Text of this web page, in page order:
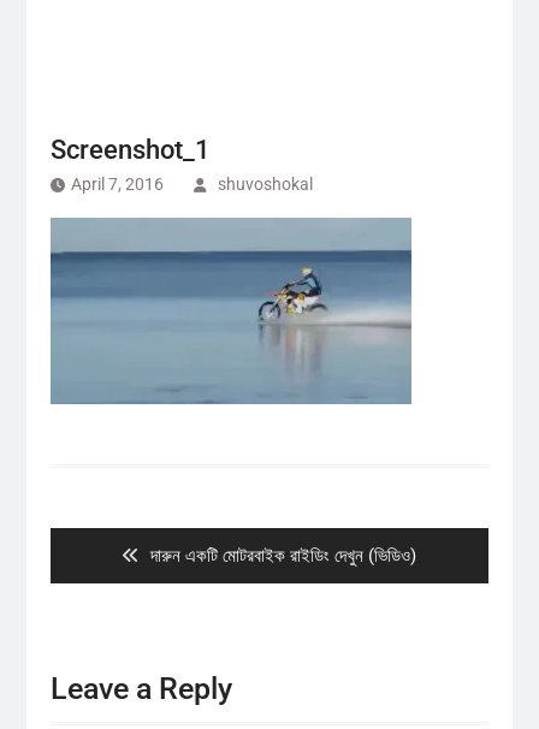
Screenshot_1
April 7, 2016 shuvoshokal
Previous
post:
দারুন একটি মোটরবাইক রাইডিং দেখুন (ভিডিও)
Leave a Reply